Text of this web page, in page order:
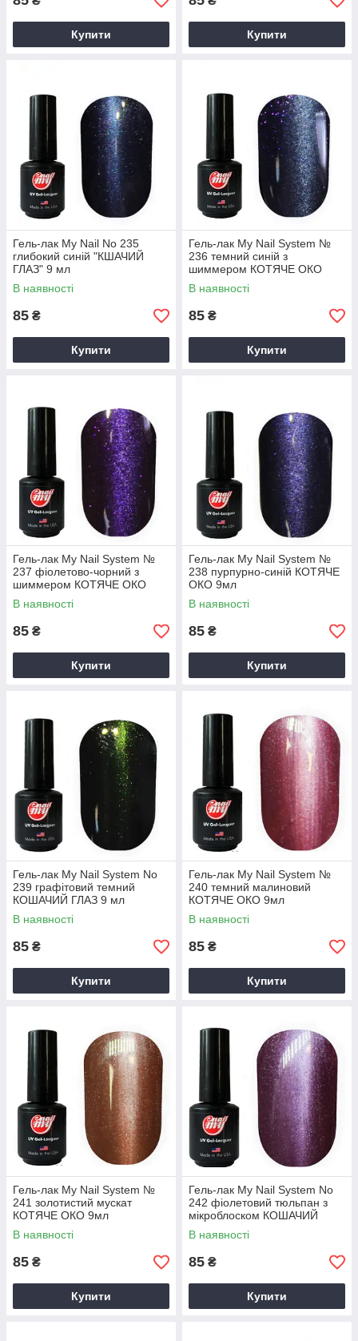
Купити Купити
Гель-лак My Nail No 235
глибокий синій "КШАЧИЙ
ГЛАЗ" 9 мл
В наявності
85 ₴
Купити
Гель-лак My Nail System №
236 темний синій з
шиммером КОТЯЧЕ ОКО
9мл
В наявності
85 ₴
Купити
Гель-лак My Nail System №
237 фіолетово-чорний з
шиммером КОТЯЧЕ ОКО
9мл
В наявності
85 ₴
Купити
Гель-лак My Nail System №
238 пурпурно-синій КОТЯЧЕ
ОКО 9мл
В наявності
85 ₴
Купити
Гель-лак My Nail System No
239 графітовий темний
КОШАЧИЙ ГЛАЗ 9 мл
В наявності
85 ₴
Купити
Гель-лак My Nail System №
240 темний малиновий
КОТЯЧЕ ОКО 9мл
В наявності
85 ₴
Купити
Гель-лак My Nail System №
241 золотистий мускат
КОТЯЧЕ ОКО 9мл
В наявності
85 ₴
Купити
Гель-лак My Nail System No
242 фіолетовий тюльпан з
мікроблоском КОШАЧИЙ
ГЛАЗ 9 мл
В наявності
85 ₴
Купити